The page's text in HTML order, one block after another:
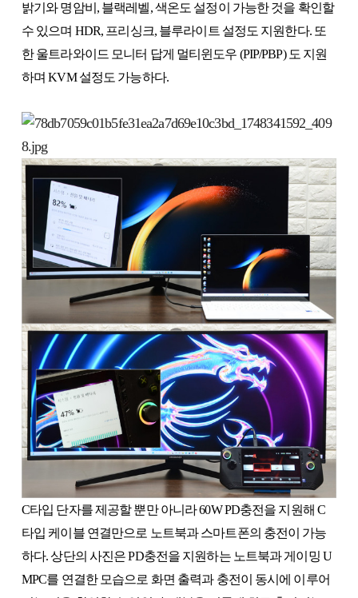
밝기와 명암비, 블랙레벨, 색온도 설정이 가능한 것을 확인할
수 있으며 HDR, 프리싱크, 블루라이트 설정도 지원한다. 또
한 울트라와이드 모니터 답게 멀티윈도우 (PIP/PBP) 도 지원
하며 KVM 설정도 가능하다.
C타입 단자를 제공할 뿐만 아니라 60W PD충전을 지원해 C
타입 케이블 연결만으로 노트북과 스마트폰의 충전이 가능
하다. 상단의 사진은 PD충전을 지원하는 노트북과 게이밍 U
MPC를 연결한 모습으로 화면 출력과 충전이 동시에 이루어